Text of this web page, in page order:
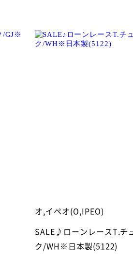
オ,イペオ(O,IPEO)
SALE♪ローンレースT.チ
ク/WH※日本製(5122)